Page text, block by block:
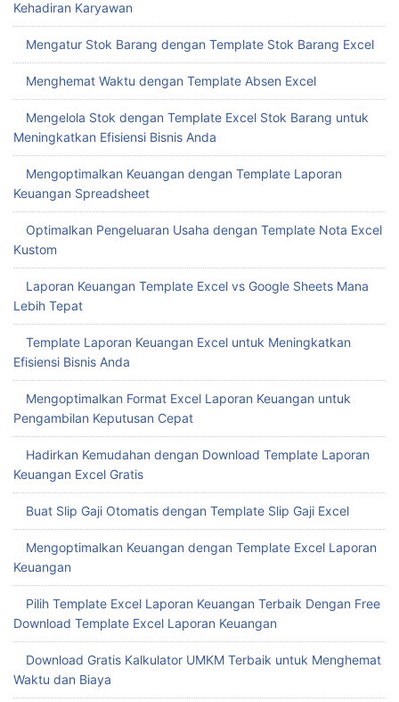
Kehadiran Karyawan
Mengatur Stok Barang dengan Template Stok Barang Excel
Menghemat Waktu dengan Template Absen Excel
Mengelola Stok dengan Template Excel Stok Barang untuk
Meningkatkan Efisiensi Bisnis Anda
Mengoptimalkan Keuangan dengan Template Laporan
Keuangan Spreadsheet
Optimalkan Pengeluaran Usaha dengan Template Nota Excel
Kustom
Laporan Keuangan Template Excel vs Google Sheets Mana
Lebih Tepat
Template Laporan Keuangan Excel untuk Meningkatkan
Efisiensi Bisnis Anda
Mengoptimalkan Format Excel Laporan Keuangan untuk
Pengambilan Keputusan Cepat
Hadirkan Kemudahan dengan Download Template Laporan
Keuangan Excel Gratis
Buat Slip Gaji Otomatis dengan Template Slip Gaji Excel
Mengoptimalkan Keuangan dengan Template Excel Laporan
Keuangan
Pilih Template Excel Laporan Keuangan Terbaik Dengan Free
Download Template Excel Laporan Keuangan
Download Gratis Kalkulator UMKM Terbaik untuk Menghemat
Waktu dan Biaya